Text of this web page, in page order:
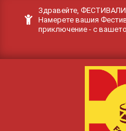
Здравейте,
Намерете вашия
приключение - с